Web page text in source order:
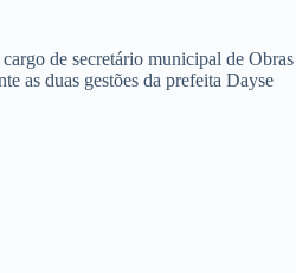
de secretário municipal de Obras
as duas gestões da prefeita Dayse